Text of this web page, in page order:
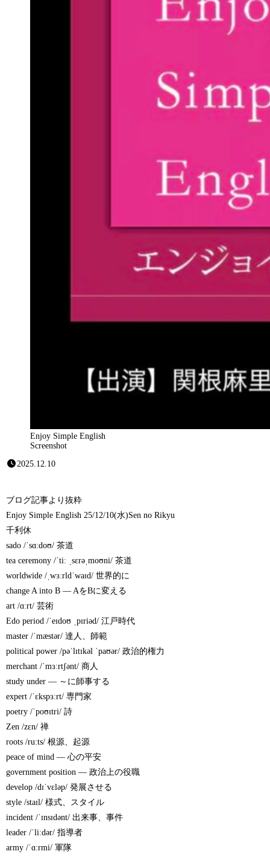
Enjoy Simple English
Screenshot
2025.12.10
ブログ記事より抜粋
Enjoy Simple English 25/12/10(水)Sen no Rikyu
千利休
sado /ˈsɑːdoʊ/ 茶道
tea ceremony /ˈtiː ˌsɛrəˌmoʊni/ 茶道
worldwide /ˌwɜːrldˈwaɪd/ 世界的に
change A into B — AをBに変える
art /ɑːrt/ 芸術
Edo period /ˈeɪdoʊ ˌpɪriəd/ 江戸時代
master /ˈmæstər/ 達人、師範
political power /pəˈlɪtɪkəl ˈpaʊər/ 政治的権力
merchant /ˈmɜːrtʃənt/ 商人
study under — ～に師事する
expert /ˈɛkspɜːrt/ 専門家
poetry /ˈpoʊɪtri/ 詩
Zen /zɛn/ 禅
roots /ruːts/ 根源、起源
peace of mind — 心の平安
government position — 政治上の役職
develop /dɪˈvɛləp/ 発展させる
style /staɪl/ 様式、スタイル
incident /ˈɪnsɪdənt/ 出来事、事件
leader /ˈliːdər/ 指導者
army /ˈɑːrmi/ 軍隊